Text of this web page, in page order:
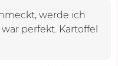
werde ich
perfekt. Kartoffel